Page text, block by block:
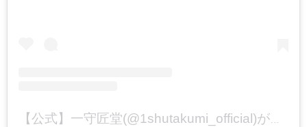
【公式】一守匠堂(@1shutakumi_official)がシェアした投稿